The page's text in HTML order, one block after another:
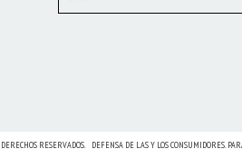
RESERVADOS. DEFENSA DE LAS Y LOS CONSUMIDORES.